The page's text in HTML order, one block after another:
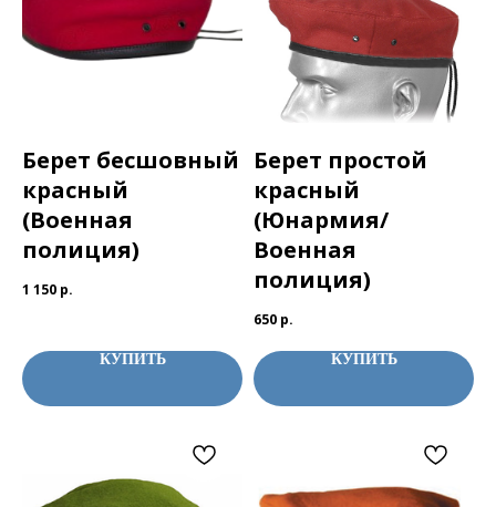
Берет бесшовный
красный
(Военная
полиция)
1 150 р.
КУПИТЬ
Берет простой
красный
(Юнармия/
Военная
полиция)
650 р.
КУПИТЬ